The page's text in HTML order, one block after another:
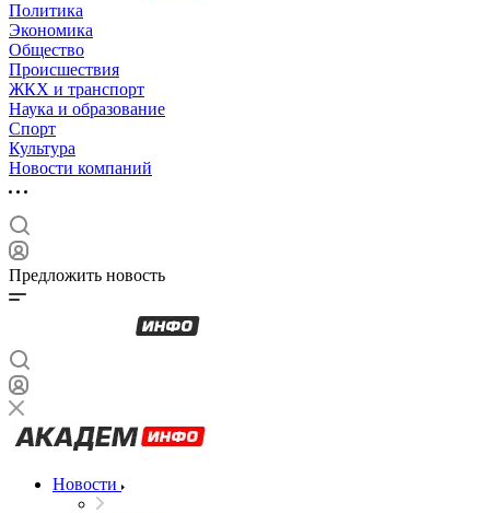
Политика
Экономика
Общество
Происшествия
ЖКХ и транспорт
Наука и образование
Спорт
Культура
Новости компаний
Предложить новость
Новости